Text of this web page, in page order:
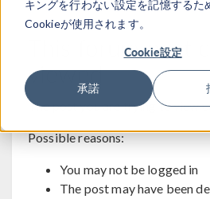
キングを行わない設定を記憶するた
Cookieが使用されます。
Cookie設定
承諾
This forum post
viewed
The post you are trying to view
Possible reasons:
You may not be logged in
The post may have been